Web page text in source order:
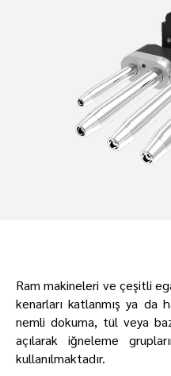
Ram makineleri ve çeşitli
kenarları katlanmış ya da
nemli dokuma, tül veya
açılarak iğneleme
kullanılmaktadır.